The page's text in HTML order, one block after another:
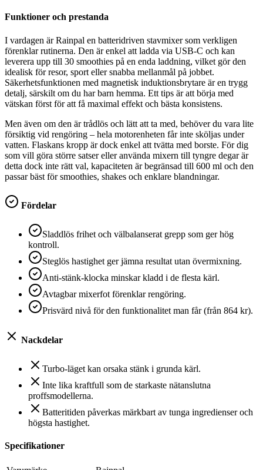
Funktioner och prestanda
I vardagen är Rainpal en batteridriven stavmixer som verkligen
förenklar rutinerna. Den är enkel att ladda via USB-C och kan
leverera upp till 30 smoothies på en enda laddning, vilket gör den
idealisk för resor, sport eller snabba mellanmål på jobbet.
Säkerhetsfunktionen med magnetisk induktionsbrytare är en trygg
detalj, särskilt om du har barn hemma. Ett tips är att börja med
vätskan först för att få maximal effekt och bästa konsistens.
Men även om den är trådlös och lätt att ta med, behöver du vara lite
försiktig vid rengöring – hela motorenheten får inte sköljas under
vatten. Flaskans kropp är dock enkel att tvätta med borste. För dig
som vill göra större satser eller använda mixern till tyngre degar är
detta dock inte rätt val, kapaciteten är begränsad till 600 ml och den
passar bäst för smoothies, shakes och enklare blandningar.
Fördelar
Sladdlös frihet och välbalanserat grepp som ger hög
kontroll.
Steglös hastighet ger jämna resultat utan övermixning.
Anti-stänk-klocka minskar kladd i de flesta kärl.
Avtagbar mixerfot förenklar rengöring.
Prisvärd nivå för den funktionalitet man får (från 864 kr).
Nackdelar
Turbo-läget kan orsaka stänk i grunda kärl.
Inte lika kraftfull som de starkaste nätanslutna
proffsmodellerna.
Batteritiden påverkas märkbart av tunga ingredienser och
högsta hastighet.
Specifikationer